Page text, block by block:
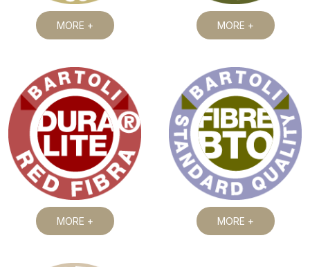
MORE + MORE +
MORE + MORE +